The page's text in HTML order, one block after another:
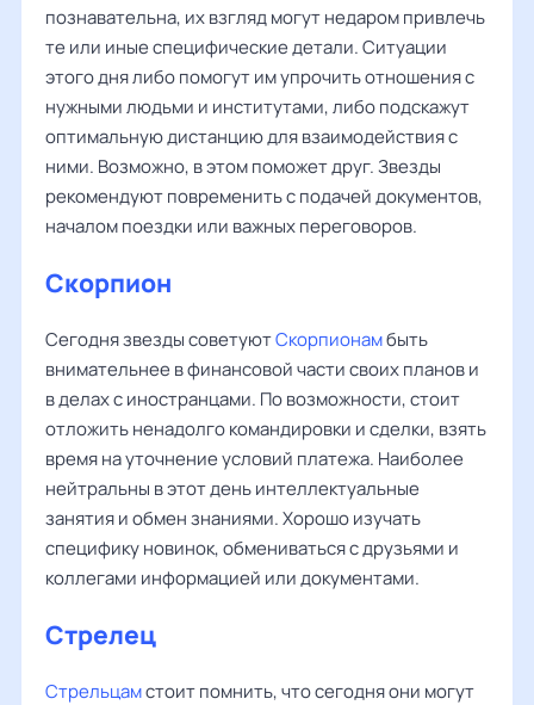
познавательна, их взгляд могут недаром привлечь
те или иные специфические детали. Ситуации
этого дня либо помогут им упрочить отношения с
нужными людьми и институтами, либо подскажут
оптимальную дистанцию для взаимодействия с
ними. Возможно, в этом поможет друг. Звезды
рекомендуют повременить с подачей документов,
началом поездки или важных переговоров.
Скорпион
Сегодня звезды советуютСкорпионамбыть
внимательнее в финансовой части своих планов и
в делах с иностранцами. По возможности, стоит
отложить ненадолго командировки и сделки, взять
время на уточнение условий платежа. Наиболее
нейтральны в этот день интеллектуальные
занятия и обмен знаниями. Хорошо изучать
специфику новинок, обмениваться с друзьями и
коллегами информацией или документами.
Стрелец
Стрельцамстоит помнить, что сегодня они могут